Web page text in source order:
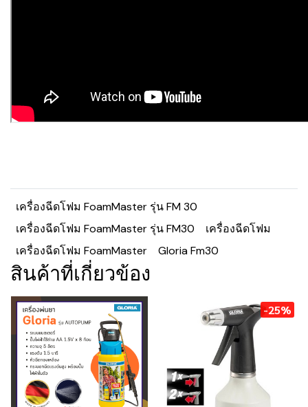
เครื่องฉีดโฟม FoamMaster รุ่น FM 30
เครื่องฉีดโฟม FoamMaster รุ่น FM30
เครื่องฉีดโฟม
เครื่องฉีดโฟม FoamMaster
Gloria Fm30
สินค้าที่เกี่ยวข้อง
-25%